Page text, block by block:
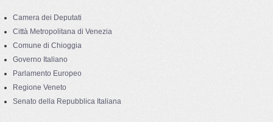
Camera dei Deputati
Città Metropolitana di Venezia
Comune di Chioggia
Governo Italiano
Parlamento Europeo
Regione Veneto
Senato della Repubblica Italiana